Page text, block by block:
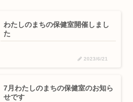
わたしのまちの保健室開催しまし
た
2023/6/21
7月わたしのまちの保健室のお知ら
せです